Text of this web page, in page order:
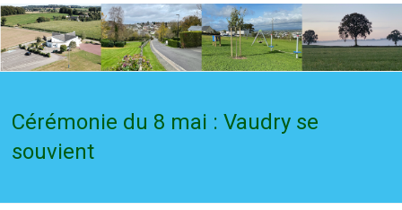
Cérémonie du 8 mai : Vaudry se
souvient